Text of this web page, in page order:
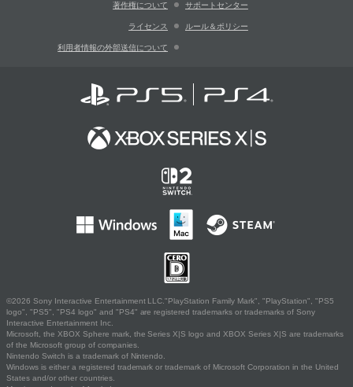
著作権について サポートセンター
ライセンス ルール＆ポリシー
利用者情報の外部送信について
©2026 Sony Interactive Entertainment LLC."PlayStation Family Mark", "PlayStation", "PS5
logo", "PS5", "PS4 logo" and "PS4" are registered trademarks or trademarks of Sony
Interactive Entertainment Inc.
Microsoft, the XBOX Sphere mark, the Series X|S logo and XBOX Series X|S are trademarks
of the Microsoft group of companies.
Nintendo Switch is a trademark of Nintendo.
Windows is either a registered trademark or trademark of Microsoft Corporation in the United
States and/or other countries.